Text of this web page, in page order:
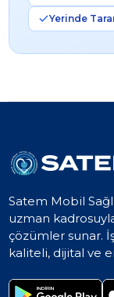
Yerinde
Satem Mobil
uzman
çözümler sunar.
kaliteli, dijital ve